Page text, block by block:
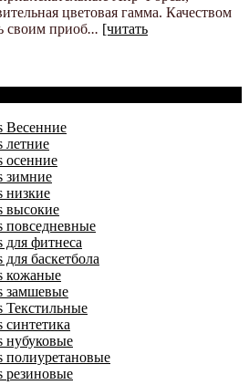
цветовая гамма. Качеством
своим приоб... [читать
Весенние
летние
осенние
зимние
низкие
высокие
повседневные
для фитнеса
баскетбола
кожаные
замшевые
Текстильные
синтетика
нубуковые
полиуретановые
резиновые